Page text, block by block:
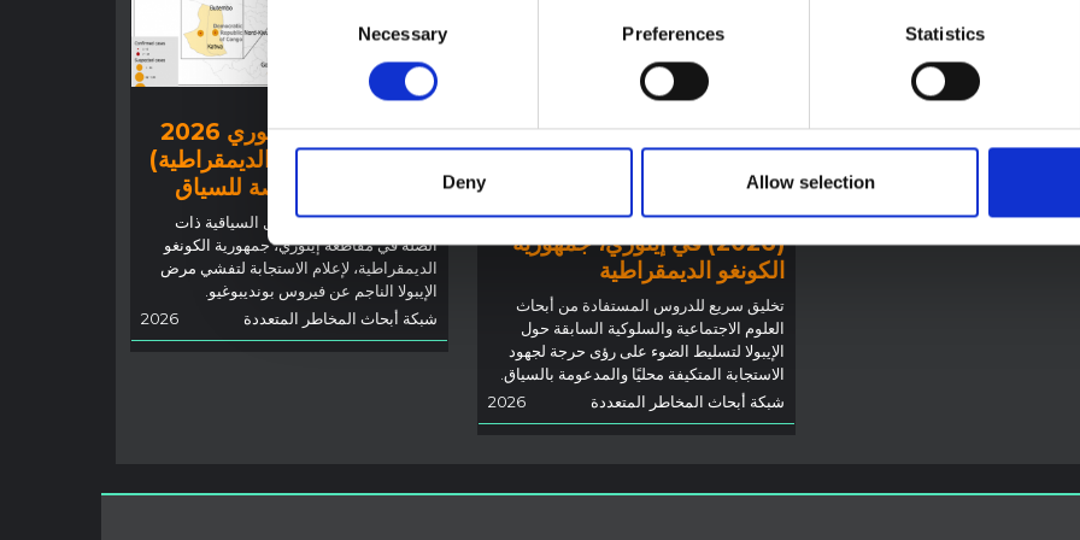
Selection
Necessary Preferences Statistics
Deny Allow selection
المذكرة خلفية سياقية حول مقاطعة
التي تتأثر حاليًا بتفشي فيروس إيبولا
الأخيرة في الاستجابة لفيروس
بل تقدم السياق العام الذي تعمل فيه
توصيات: التخليق السريع
لدروس العلوم الاجتماعية
والسلوكية حول الإيبولا من أجل
تفشي فيروس بونديبوغيو
(2026) في إيتوري، جمهورية
الكونغو الديمقراطية
تخليق سريع للدروس المستفادة من أبحاث
العلوم الاجتماعية والسلوكية السابقة حول
الإيبولا لتسليط الضوء على رؤى حرجة لجهود
الاستجابة المتكيفة محليًا والمدعومة بالسياق.
شبكة أبحاث المخاطر المتعددة
2026
توجيهات
تفشي إيبولا في إيتوري 2026
(جمهورية الكونغو الديمقراطية)
– نظرة عامة ملخصة للسياق
توضح هذه المذكرة العوامل السياقية ذات
الصلة في مقاطعة إيتوري، جمهورية الكونغو
الديمقراطية، لإعلام الاستجابة لتفشي مرض
الإيبولا الناجم عن فيروس بونديبوغيو.
شبكة أبحاث المخاطر المتعددة
2026